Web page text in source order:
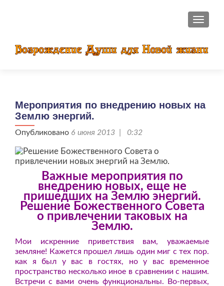
Мероприятия по внедрению новых на
Землю энергий.
Опубликовано 6 июня 2013 | 0:32
Важные мероприятия по
внедрению новых, еще не
пришедших на Землю энергий.
Решение Божественного Совета
о привлечении таковых на
Землю.
Мои искренние приветствия вам, уважаемые
земляне! Кажется прошел лишь один миг с тех пор.
как я был у вас в гостях, но у вас временное
пространство несколько иное в сравнении с нашим.
Встречи с вами очень функциональны. Во-первых,